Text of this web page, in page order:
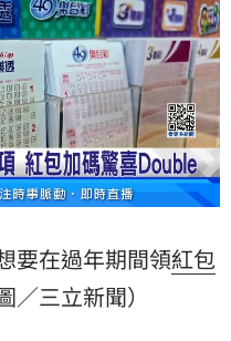
要在過年期間領紅包
三立新聞）